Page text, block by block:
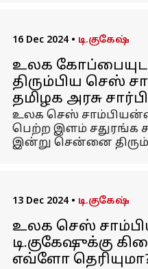
16 Dec 2024 • டி.குகேஷ்
உலக
திரும்பிய செஸ்
தமிழக அரசு
உலக செஸ்
பெற்ற இளம் சதுரங்க
இன்று சென்னை
13 Dec 2024 • டி.குகேஷ்
உலக செஸ்
டி.குகேஷுக்கு
எவ்ளோ